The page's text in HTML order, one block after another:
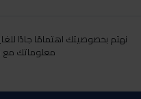
نهتم بخصوصيتك اهتمامًا جادًا
معلوماتك مع